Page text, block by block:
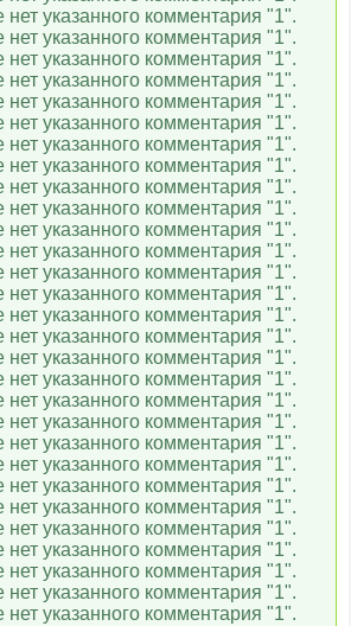
нет указанного комментария "1".
нет указанного комментария "1".
нет указанного комментария "1".
нет указанного комментария "1".
нет указанного комментария "1".
нет указанного комментария "1".
нет указанного комментария "1".
нет указанного комментария "1".
нет указанного комментария "1".
нет указанного комментария "1".
нет указанного комментария "1".
нет указанного комментария "1".
нет указанного комментария "1".
нет указанного комментария "1".
нет указанного комментария "1".
нет указанного комментария "1".
нет указанного комментария "1".
нет указанного комментария "1".
нет указанного комментария "1".
нет указанного комментария "1".
нет указанного комментария "1".
нет указанного комментария "1".
нет указанного комментария "1".
нет указанного комментария "1".
нет указанного комментария "1".
нет указанного комментария "1".
нет указанного комментария "1".
нет указанного комментария "1".
нет указанного комментария "1".